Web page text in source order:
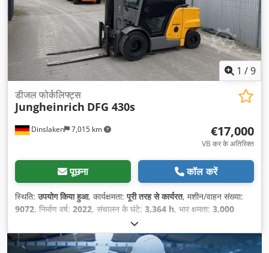
1 /9
Dinslaken 7,015 km
डीजल फोर्कलिफ्ट्स
Jungheinrich DFG 430s
€17,000
VB कर के अतिरिक्त
पूछना कॉल करें
स्थिति:उपयोग किया हुआ, कार्यक्षमता:पूरी तरह से कार्यरत, मशीन/वाहन संख्या:
9072, निर्माण वर्ष: 2022, संचालन के घंटे: 3,364 h, भार क्षमता: 3,000
, ईंधन का प्रकार:
सिम्प्लेक्स, निर्माण ऊँचाई:3,450 मिमी, शक्ति:43 किलोवाट (58.46 एचपी),
खाली वजन:5,001 किग्रा, ड्राइव प्रकार:Diesel,